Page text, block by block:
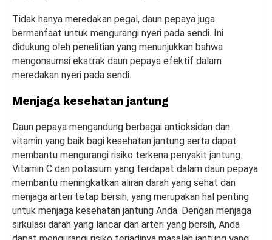
Tidak hanya meredakan pegal, daun pepaya juga
bermanfaat untuk mengurangi nyeri pada sendi. Ini
didukung oleh penelitian yang menunjukkan bahwa
mengonsumsi ekstrak daun pepaya efektif dalam
meredakan nyeri pada sendi.
Menjaga kesehatan jantung
Daun pepaya mengandung berbagai antioksidan dan
vitamin yang baik bagi kesehatan jantung serta dapat
membantu mengurangi risiko terkena penyakit jantung.
Vitamin C dan potasium yang terdapat dalam daun pepaya
membantu meningkatkan aliran darah yang sehat dan
menjaga arteri tetap bersih, yang merupakan hal penting
untuk menjaga kesehatan jantung Anda. Dengan menjaga
sirkulasi darah yang lancar dan arteri yang bersih, Anda